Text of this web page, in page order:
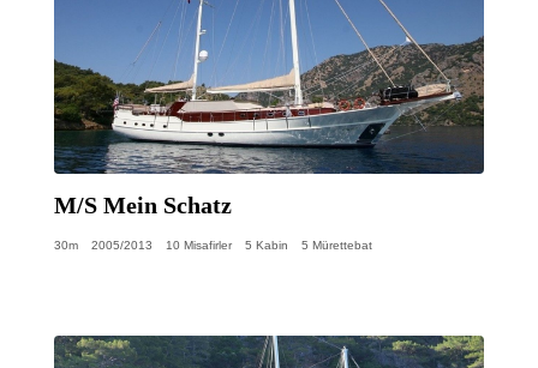
M/S Mein Schatz
30m 2005/2013 10 Misafirler 5 Kabin 5 Mürettebat